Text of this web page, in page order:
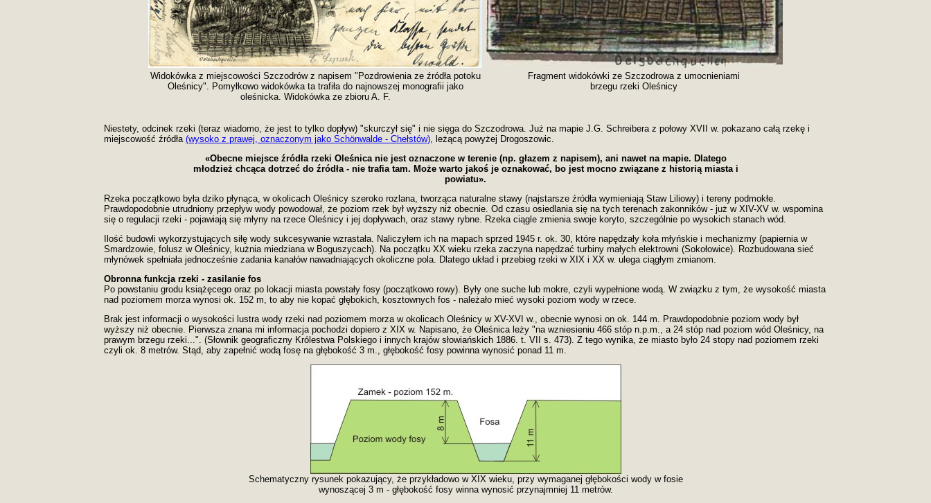
Widokówka z miejscowości Szczodrów z napisem "Pozdrowienia ze źródła potoku
Oleśnicy". Pomyłkowo widokówka ta trafiła do najnowszej monografii jako
oleśnicka. Widokówka ze zbioru A. F.
Fragment widokówki ze Szczodrowa z umocnieniami
brzegu rzeki Oleśnicy
Niestety, odcinek rzeki (teraz wiadomo, że jest to tylko dopływ) "skurczył się" i nie sięga do Szczodrowa. Już na mapie J.G. Schreibera z połowy XVII w. pokazano całą rzekę i
miejscowość źródła (wysoko z prawej, oznaczonym jako Schönwalde - Chełstów), leżącą powyżej Drogoszowic.
«Obecne miejsce źródła rzeki Oleśnica nie jest oznaczone w terenie (np. głazem z napisem), ani nawet na mapie. Dlatego
młodzież chcąca dotrzeć do źródła - nie trafia tam. Może warto jakoś je oznakować, bo jest mocno związane z historią miasta i
powiatu».
Rzeka początkowo była dziko płynąca, w okolicach Oleśnicy szeroko rozlana, tworząca naturalne stawy (najstarsze źródła wymieniają Staw Liliowy) i tereny podmokłe.
Prawdopodobnie utrudniony przepływ wody powodował, że poziom rzek był wyższy niż obecnie. Od czasu osiedlania się na tych terenach zakonników - już w XIV-XV w. wspomina
się o regulacji rzeki - pojawiają się młyny na rzece Oleśnicy i jej dopływach, oraz stawy rybne. Rzeka ciągle zmienia swoje koryto, szczególnie po wysokich stanach wód.
Ilość budowli wykorzystujących siłę wody sukcesywanie wzrastała. Naliczyłem ich na mapach sprzed 1945 r. ok. 30, które napędzały koła młyńskie i mechanizmy (papiernia w
Smardzowie, folusz w Oleśnicy, kużnia miedziana w Boguszycach). Na początku XX wieku rzeka zaczyna napędzać turbiny małych elektrowni (Sokołowice). Rozbudowana sieć
młynówek spełniała jednocześnie zadania kanałów nawadniających okoliczne pola. Dlatego układ i przebieg rzeki w XIX i XX w. ulega ciągłym zmianom.
Obronna funkcja rzeki - zasilanie fos
Po powstaniu grodu książęcego oraz po lokacji miasta powstały fosy (początkowo rowy). Były one suche lub mokre, czyli wypełnione wodą. W związku z tym, że wysokość miasta
nad poziomem morza wynosi ok. 152 m, to aby nie kopać głębokich, kosztownych fos - należało mieć wysoki poziom wody w rzece.
Brak jest informacji o wysokości lustra wody rzeki nad poziomem morza w okolicach Oleśnicy w XV-XVI w., obecnie wynosi on ok. 144 m. Prawdopodobnie poziom wody był
wyższy niż obecnie. Pierwsza znana mi informacja pochodzi dopiero z XIX w. Napisano, że Oleśnica leży "na wzniesieniu 466 stóp n.p.m., a 24 stóp nad poziom wód Oleśnicy, na
prawym brzegu rzeki...". (Słownik geograficzny Królestwa Polskiego i innych krajów słowiańskich 1886. t. VII s. 473). Z tego wynika, że miasto było 24 stopy nad poziomem rzeki
czyli ok. 8 metrów. Stąd, aby zapełnić wodą fosę na głębokość 3 m., głębokość fosy powinna wynosić ponad 11 m.
Schematyczny rysunek pokazujący, że przykładowo w XIX wieku, przy wymaganej głębokości wody w fosie
wynoszącej 3 m - głębokość fosy winna wynosić przynajmniej 11 metrów.